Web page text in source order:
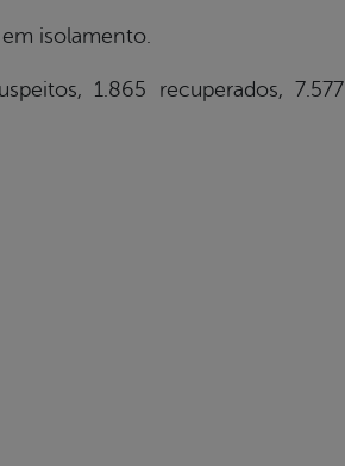
isolamento.
1.865 recuperados, 7.577